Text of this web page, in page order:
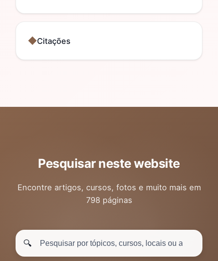
Citações
Pesquisar neste website
Encontre artigos, cursos, fotos e muito mais em
798 páginas
🔍